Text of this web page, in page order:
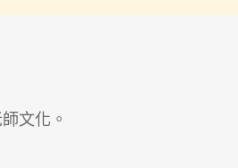
文化。